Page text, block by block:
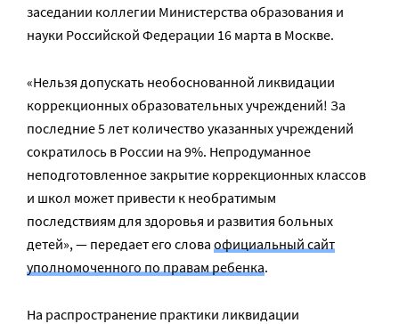
заседании коллегии Министерства образования и
науки Российской Федерации 16 марта в Москве.
«Нельзя допускать необоснованной ликвидации
коррекционных образовательных учреждений! За
последние 5 лет количество указанных учреждений
сократилось в России на 9%. Непродуманное
неподготовленное закрытие коррекционных классов
и школ может привести к необратимым
последствиям для здоровья и развития больных
детей», — передает его слова официальный сайт
уполномоченного по правам ребенка.
На распространение практики ликвидации